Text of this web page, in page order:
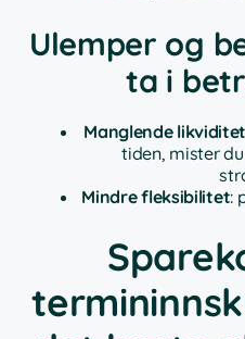
Ulemper og
ta i
Manglende likviditet
tiden, mister
Mindre fleksibilitet: